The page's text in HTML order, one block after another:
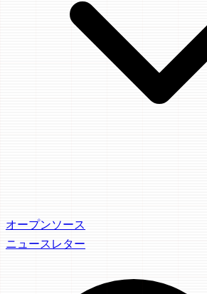
オープンソース
ニュースレター